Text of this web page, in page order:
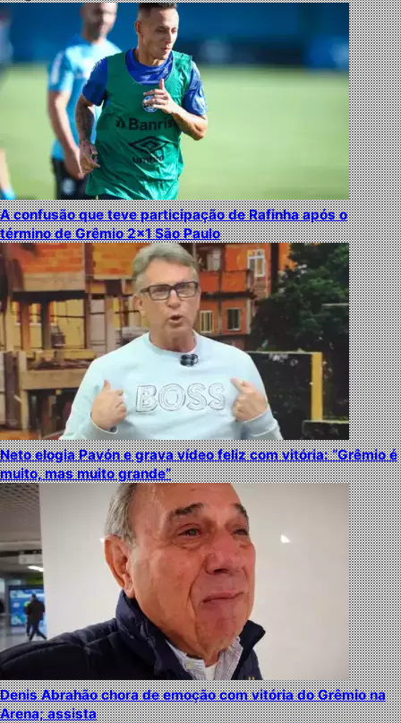
A confusão que teve participação de Rafinha após o
término de Grêmio 2×1 São Paulo
Neto elogia Pavón e grava vídeo feliz com vitória: “Grêmio é
muito, mas muito grande”
Denis Abrahão chora de emoção com vitória do Grêmio na
Arena; assista